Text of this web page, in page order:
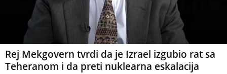
Rej Mekgovern tvrdi da je Izrael izgubio rat sa
Teheranom i da preti nuklearna eskalacija